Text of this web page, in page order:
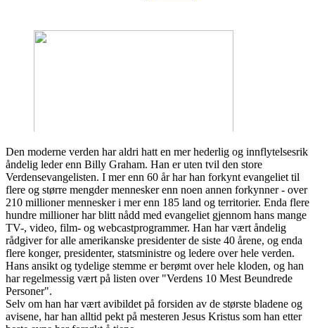
Den moderne verden har aldri hatt en mer hederlig og innflytelsesrik
åndelig leder enn Billy Graham. Han er uten tvil den store
Verdensevangelisten. I mer enn 60 år har han forkynt evangeliet til
flere og større mengder mennesker enn noen annen forkynner - over
210 millioner mennesker i mer enn 185 land og territorier. Enda flere
hundre millioner har blitt nådd med evangeliet gjennom hans mange
TV-, video, film- og webcastprogrammer. Han har vært åndelig
rådgiver for alle amerikanske presidenter de siste 40 årene, og enda
flere konger, presidenter, statsministre og ledere over hele verden.
Hans ansikt og tydelige stemme er berømt over hele kloden, og han
har regelmessig vært på listen over "Verdens 10 Mest Beundrede
Personer".
Selv om han har vært avibildet på forsiden av de største bladene og
avisene, har han alltid pekt på mesteren Jesus Kristus som han etter